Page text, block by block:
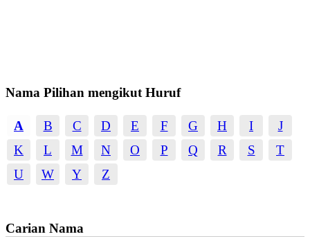
Nama Pilihan mengikut Huruf
A B C D E F G H I
J
K
L M N O P Q R S
T
U
W Y Z
Carian Nama